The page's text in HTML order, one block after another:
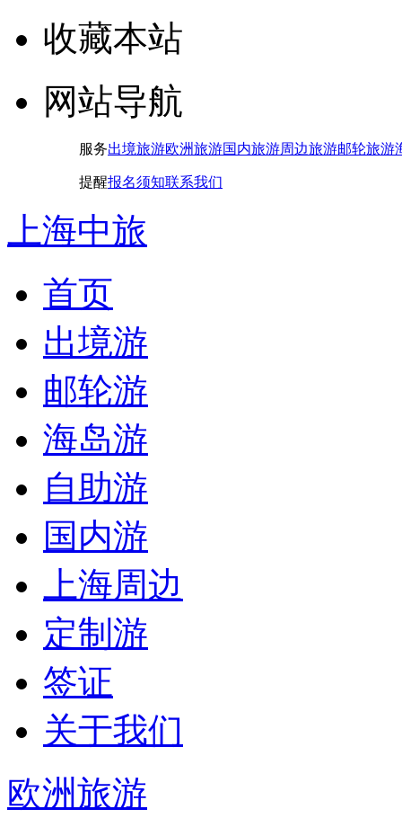
收藏本站
网站导航
服务出境旅游欧洲旅游国内旅游周边旅游邮轮旅游
提醒报名须知联系我们
上海中旅
首页
出境游
邮轮游
海岛游
自助游
国内游
上海周边
定制游
签证
关于我们
欧洲旅游